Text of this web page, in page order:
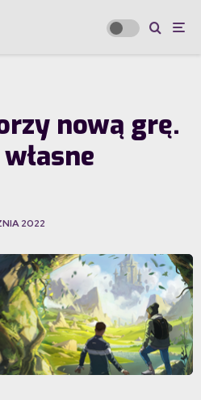
nową grę.
2022